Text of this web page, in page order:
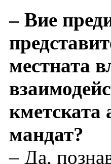
– Вие
местната
мандат?
– Да,